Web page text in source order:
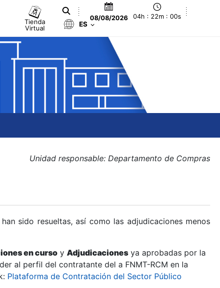
Tienda
Virtual
08/08/2026 04h : 22m : 01s
ES
Unidad responsable: Departamento de Compras
sido resueltas, así como las adjudicaciones menos
en curso y Adjudicaciones ya aprobadas por la
al perfil del contratante del a FNMT-RCM en la
Plataforma de Contratación del Sector Público